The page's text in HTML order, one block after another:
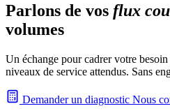
Parlons de vos flux
volumes
Un échange pour cadrer votre
niveaux de service attendus. Sans
Demander un diagnostic Nous